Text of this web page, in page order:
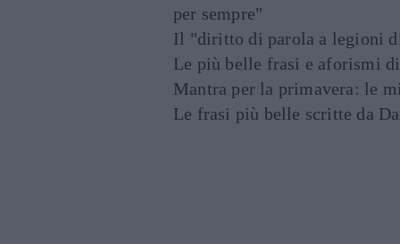
per sempre"
Il "diritto di parola a legioni
Le più belle frasi e aforismi
Mantra per la primavera: le
Le frasi più belle scritte da